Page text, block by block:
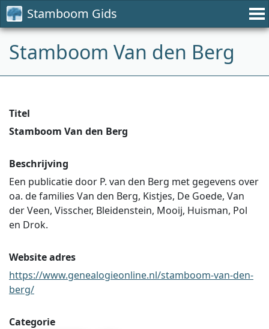
Stamboom Gids
Stamboom Van den Berg
Titel
Stamboom Van den Berg
Beschrijving
Een publicatie door P. van den Berg met gegevens over
oa. de families Van den Berg, Kistjes, De Goede, Van
der Veen, Visscher, Bleidenstein, Mooij, Huisman, Pol
en Drok.
Website adres
https://www.genealogieonline.nl/stamboom-van-den-
berg/
Categorie